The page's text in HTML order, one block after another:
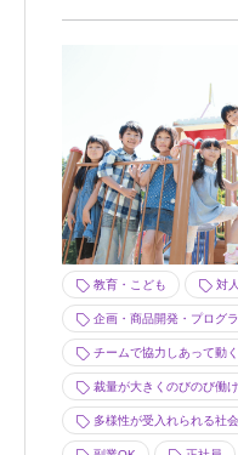
教育・こども 対
企画・商品開発・プログ
チームで協力しあって動
裁量が大きくのびのび働
多様性が受入れられる社会